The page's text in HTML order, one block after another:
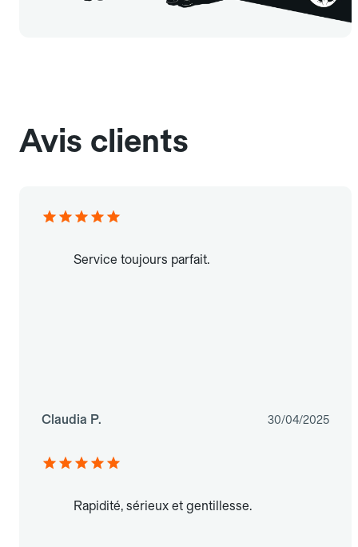
Avis clients
Service toujours parfait.
Claudia P. 30/04/2025
Rapidité, sérieux et gentillesse.